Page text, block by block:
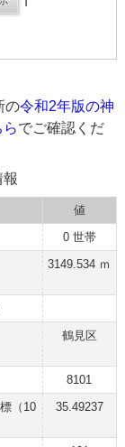
の令和2年版の神
でご確認くだ
値
0 世帯
3149.534 ｍ
鶴見区
8101
（10
35.49237